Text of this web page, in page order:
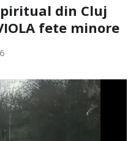
din Cluj
fete minore